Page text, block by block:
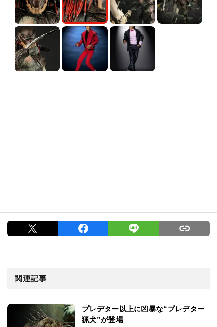
関連記事
プレデター以上に凶暴な“プレデター
猟犬”が登場